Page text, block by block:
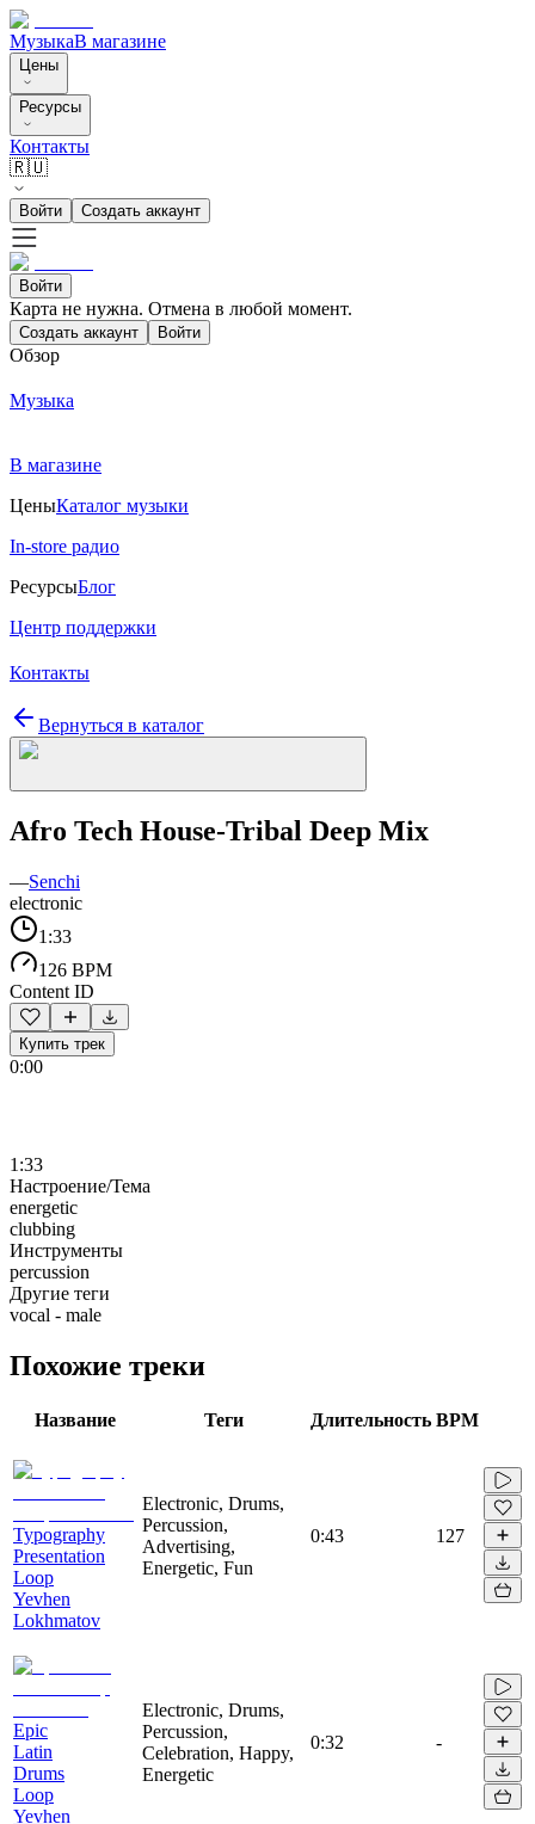
МузыкаВ магазине
Цены
Ресурсы
Контакты
🇷🇺
Войти Создать аккаунт
Войти
Карта не нужна. Отмена в любой момент.
Создать аккаунт Войти
Обзор
Музыка
В магазине
ЦеныКаталог музыки
In-store радио
РесурсыБлог
Центр поддержки
Контакты
Вернуться в каталог
Afro Tech House-Tribal Deep Mix
—Senchi
electronic
1:33
126 BPM
Content ID
Купить трек
0:00
1:33
Настроение/Тема
energetic
clubbing
Инструменты
percussion
Другие теги
vocal - male
Похожие треки
Название Теги Длительность BPM
Typography
Presentation
Loop
Yevhen
Lokhmatov
Electronic, Drums,
Percussion,
Advertising,
Energetic, Fun
0:43 127
Epic
Latin
Drums
Loop
Yevhen
Electronic, Drums,
Percussion,
Celebration, Happy,
Energetic
0:32 -